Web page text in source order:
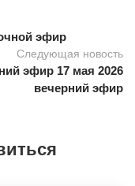
эфир
Следующая новость
эфир 17 мая 2026
вечерний эфир